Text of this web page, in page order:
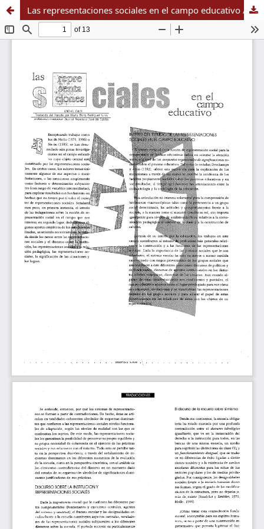
Las representaciones sociales en el campo educativo / Michel Gilly